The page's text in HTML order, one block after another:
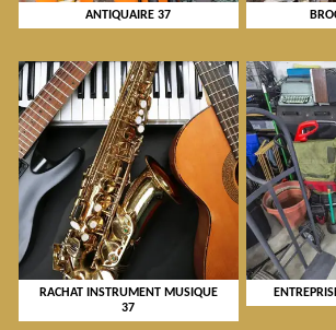
ANTIQUAIRE 37
RACHAT INSTRUMENT MUSIQUE
37